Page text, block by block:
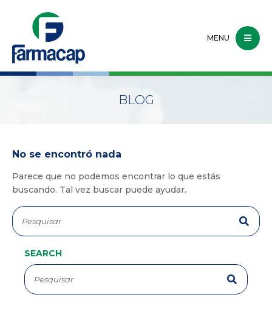
MENU
BLOG
No se encontró nada
Parece que no podemos encontrar lo que estás
buscando. Tal vez buscar puede ayudar.
SEARCH